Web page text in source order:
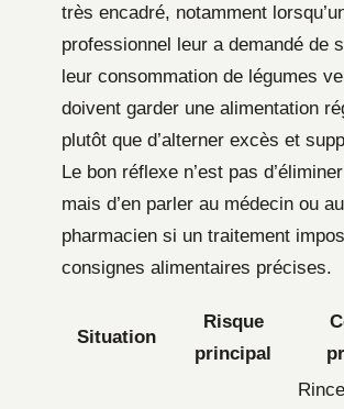
très encadré, notamment
professionnel leur a demandé de
leur consommation de légumes
doivent garder une alimentation
plutôt que d’alterner excès et
Le bon réflexe n’est pas
mais d’en parler au médecin ou au
pharmacien si un traitement
consignes alimentaires précises.
Situation
Risque
principal